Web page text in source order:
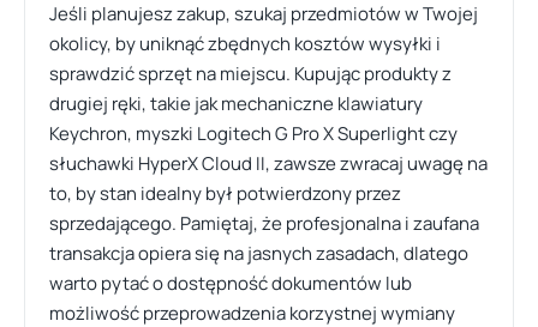
Jeśli planujesz zakup, szukaj przedmiotów w Twojej
okolicy, by uniknąć zbędnych kosztów wysyłki i
sprawdzić sprzęt na miejscu. Kupując produkty z
drugiej ręki, takie jak mechaniczne klawiatury
Keychron, myszki Logitech G Pro X Superlight czy
słuchawki HyperX Cloud II, zawsze zwracaj uwagę na
to, by stan idealny był potwierdzony przez
sprzedającego. Pamiętaj, że profesjonalna i zaufana
transakcja opiera się na jasnych zasadach, dlatego
warto pytać o dostępność dokumentów lub
możliwość przeprowadzenia korzystnej wymiany